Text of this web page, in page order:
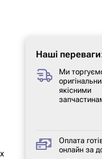
Наші
Ми
якісними
Оплата
онлайн за